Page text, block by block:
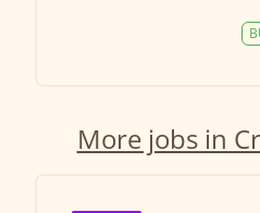
More jobs in